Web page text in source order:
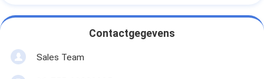
Contactgegevens
Sales Team